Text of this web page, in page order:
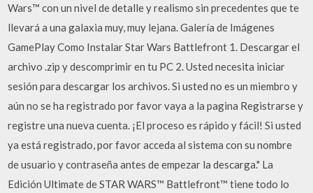
Wars™ con un nivel de detalle y realismo sin precedentes que te
llevará a una galaxia muy, muy lejana. Galería de Imágenes
GamePlay Como Instalar Star Wars Battlefront 1. Descargar el
archivo .zip y descomprimir en tu PC 2. Usted necesita iniciar
sesión para descargar los archivos. Si usted no es un miembro y
aún no se ha registrado por favor vaya a la pagina Registrarse y
registre una nueva cuenta. ¡El proceso es rápido y fácil! Si usted
ya está registrado, por favor acceda al sistema con su nombre
de usuario y contraseña antes de empezar la descarga." La
Edición Ultimate de STAR WARS™ Battlefront™ tiene todo lo